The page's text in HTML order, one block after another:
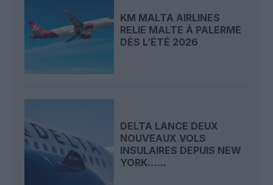
KM MALTA AIRLINES
RELIE MALTE À PALERME
DÈS L’ÉTÉ 2026
DELTA LANCE DEUX
NOUVEAUX VOLS
INSULAIRES DEPUIS NEW
YORK…...